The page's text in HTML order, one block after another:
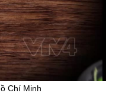
Chí Minh